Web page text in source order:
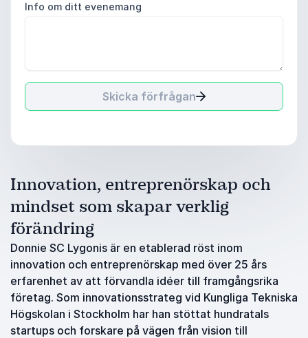
Info om ditt evenemang
Skicka förfrågan
Innovation, entreprenörskap och
mindset som skapar verklig
förändring
Donnie SC Lygonis är en etablerad röst inom
innovation och entreprenörskap med över 25 års
erfarenhet av att förvandla idéer till framgångsrika
företag. Som innovationsstrateg vid Kungliga Tekniska
Högskolan i Stockholm har han stöttat hundratals
startups och forskare på vägen från vision till